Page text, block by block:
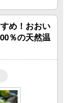
め！おおい
％の天然温